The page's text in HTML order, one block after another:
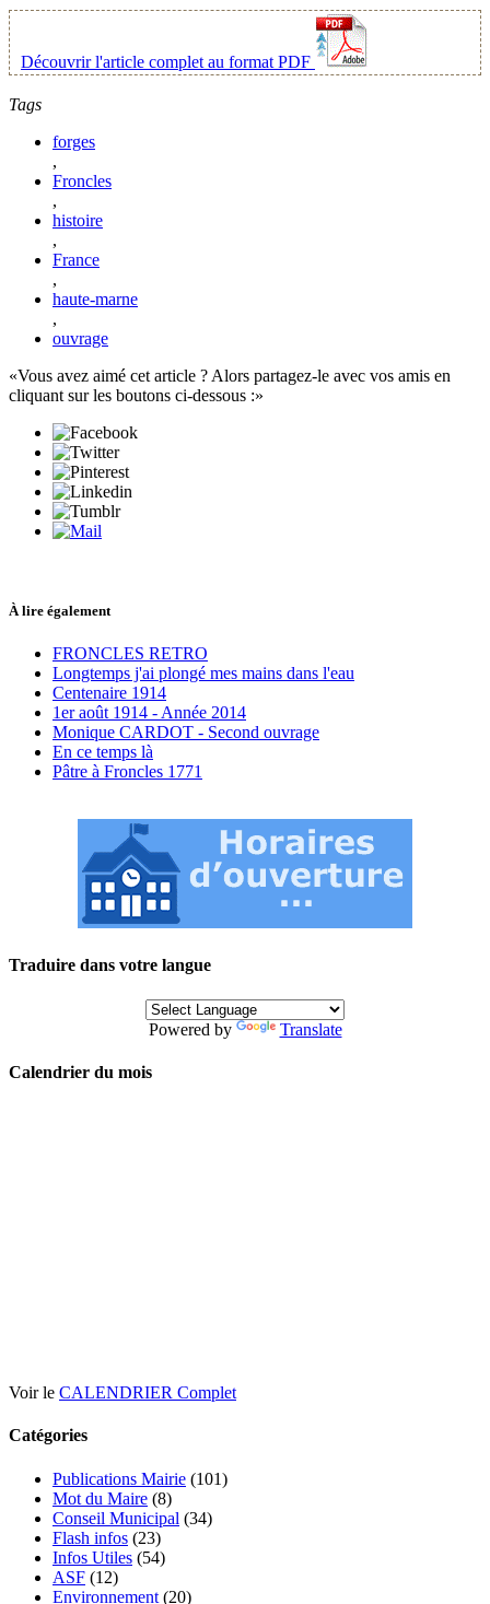
Découvrir l'article complet au format PDF
Tags
forges
,
Froncles
,
histoire
,
France
,
haute-marne
,
ouvrage
Vous avez aimé cet article ? Alors partagez-le avec vos amis en
cliquant sur les boutons ci-dessous :
À lire également
FRONCLES RETRO
Longtemps j'ai plongé mes mains dans l'eau
Centenaire 1914
1er août 1914 - Année 2014
Monique CARDOT - Second ouvrage
En ce temps là
Pâtre à Froncles 1771
Traduire dans votre langue
Powered by Translate
Calendrier du mois
Voir le CALENDRIER Complet
Catégories
Publications Mairie (101)
Mot du Maire (8)
Conseil Municipal (34)
Flash infos (23)
Infos Utiles (54)
ASF (12)
Environnement (20)